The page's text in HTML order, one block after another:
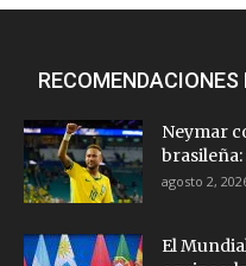
RECOMENDACIONES
Neymar
brasileña:
agosto 2,
El